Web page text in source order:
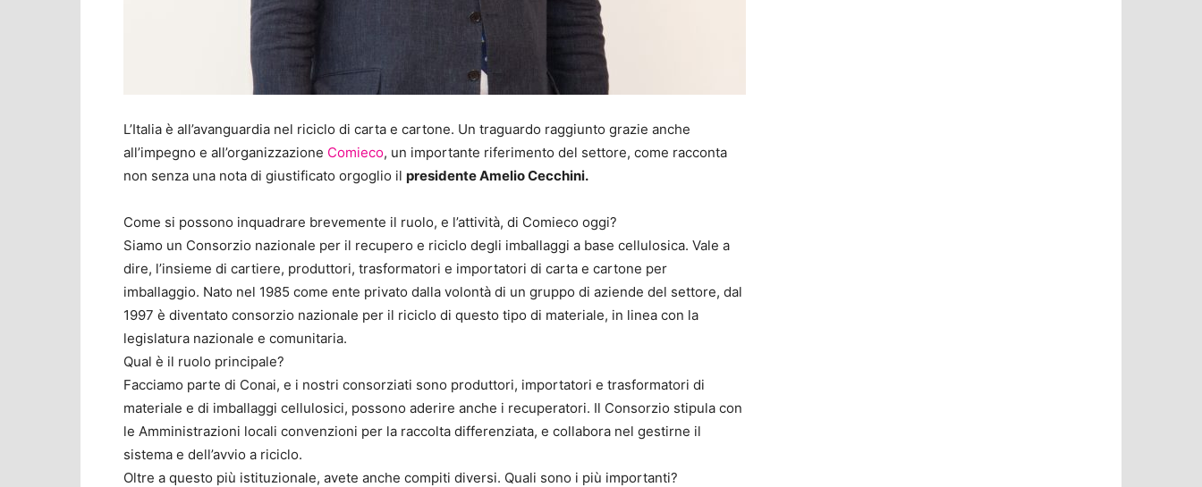
L’Italia è all’avanguardia nel riciclo di carta e cartone. Un traguardo raggiunto grazie anche
all’impegno e all’organizzazione Comieco, un importante riferimento del settore, come racconta
non senza una nota di giustificato orgoglio il presidente Amelio Cecchini.
Come si possono inquadrare brevemente il ruolo, e l’attività, di Comieco oggi?
Siamo un Consorzio nazionale per il recupero e riciclo degli imballaggi a base cellulosica. Vale a
dire, l’insieme di cartiere, produttori, trasformatori e importatori di carta e cartone per
imballaggio. Nato nel 1985 come ente privato dalla volontà di un gruppo di aziende del settore, dal
1997 è diventato consorzio nazionale per il riciclo di questo tipo di materiale, in linea con la
legislatura nazionale e comunitaria.
Qual è il ruolo principale?
Facciamo parte di Conai, e i nostri consorziati sono produttori, importatori e trasformatori di
materiale e di imballaggi cellulosici, possono aderire anche i recuperatori. Il Consorzio stipula con
le Amministrazioni locali convenzioni per la raccolta differenziata, e collabora nel gestirne il
sistema e dell’avvio a riciclo.
Oltre a questo più istituzionale, avete anche compiti diversi. Quali sono i più importanti?